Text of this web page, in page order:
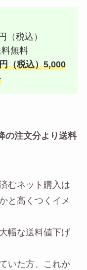
税込）
無料
（税込）5,000
の注文分より送料
むネット購入は
と高くつくイメ
幅な送料値下げ
いた方、これか